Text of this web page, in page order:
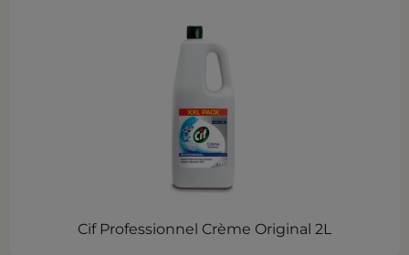
Cif Professionnel Crème Original 2L